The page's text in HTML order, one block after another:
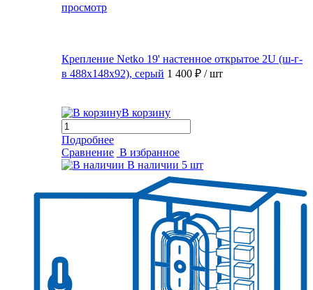
просмотр
Крепление Netko 19' настенное открытое 2U (ш-г-
в 488х148х92), серый 1 400 ₽ / шт
В корзину
Подробнее
Сравнение В избранное
В наличии 5 шт